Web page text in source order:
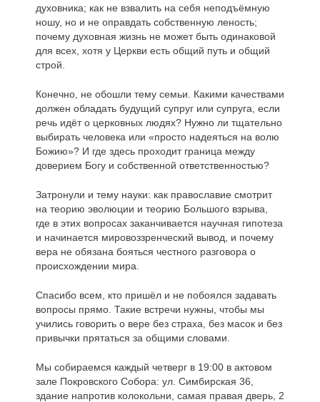
духовника; как не взвалить на себя неподъёмную
ношу, но и не оправдать собственную леность;
почему духовная жизнь не может быть одинаковой
для всех, хотя у Церкви есть общий путь и общий
строй.
Конечно, не обошли тему семьи. Какими качествами
должен обладать будущий супруг или супруга, если
речь идёт о церковных людях? Нужно ли тщательно
выбирать человека или «просто надеяться на волю
Божию»? И где здесь проходит граница между
доверием Богу и собственной ответственностью?
Затронули и тему науки: как православие смотрит
на теорию эволюции и теорию Большого взрыва,
где в этих вопросах заканчивается научная гипотеза
и начинается мировоззренческий вывод, и почему
вера не обязана бояться честного разговора о
происхождении мира.
Спасибо всем, кто пришёл и не побоялся задавать
вопросы прямо. Такие встречи нужны, чтобы мы
учились говорить о вере без страха, без масок и без
привычки прятаться за общими словами.
Мы собираемся каждый четверг в 19:00 в актовом
зале Покровского Собора: ул. Симбирская 36,
здание напротив колокольни, самая правая дверь, 2